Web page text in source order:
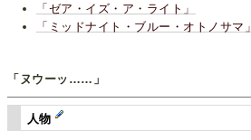
「ゼア・イズ・ア・ライト」
「ミッドナイト・ブルー・オトノサマ」
「ヌウーッ……」
人物